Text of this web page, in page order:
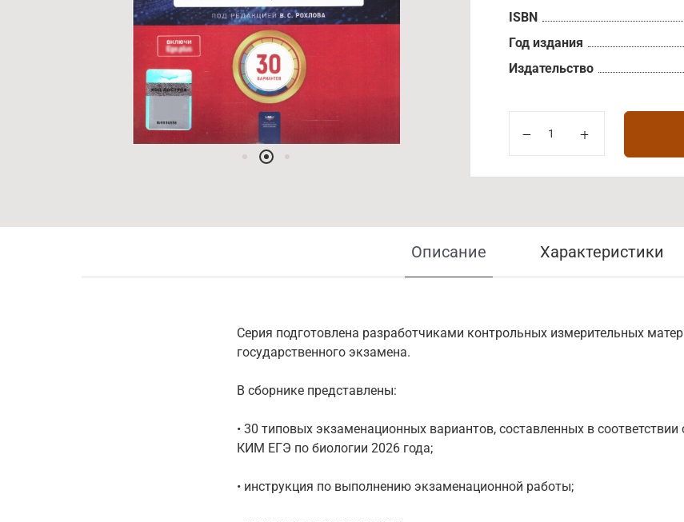
ISBN
Год издания
Издательство
Описание Характеристики
Серия подготовлена разработчиками контрольных измерительных
государственного экзамена.
В сборнике представлены:
• 30 типовых экзаменационных вариантов, составленных в
КИМ ЕГЭ по биологии 2026 года;
• инструкция по выполнению экзаменационной работы;